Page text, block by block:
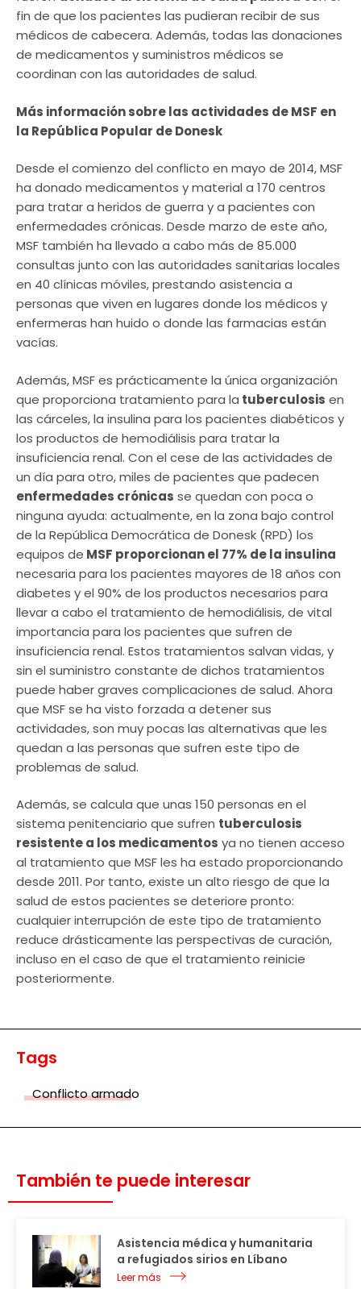
fin de que los pacientes las pudieran recibir de sus
médicos de cabecera. Además, todas las donaciones
de medicamentos y suministros médicos se
coordinan con las autoridades de salud.
Más información sobre las actividades de MSF en
la República Popular de Donesk
Desde el comienzo del conflicto en mayo de 2014, MSF
ha donado medicamentos y material a 170 centros
para tratar a heridos de guerra y a pacientes con
enfermedades crónicas. Desde marzo de este año,
MSF también ha llevado a cabo más de 85.000
consultas junto con las autoridades sanitarias locales
en 40 clínicas móviles, prestando asistencia a
personas que viven en lugares donde los médicos y
enfermeras han huido o donde las farmacias están
vacías.
Además, MSF es prácticamente la única organización
que proporciona tratamiento para la tuberculosis en
las cárceles, la insulina para los pacientes diabéticos y
los productos de hemodiálisis para tratar la
insuficiencia renal. Con el cese de las actividades de
un día para otro, miles de pacientes que padecen
enfermedades crónicas se quedan con poca o
ninguna ayuda: actualmente, en la zona bajo control
de la República Democrática de Donesk (RPD) los
equipos de MSF proporcionan el 77% de la insulina
necesaria para los pacientes mayores de 18 años con
diabetes y el 90% de los productos necesarios para
llevar a cabo el tratamiento de hemodiálisis, de vital
importancia para los pacientes que sufren de
insuficiencia renal. Estos tratamientos salvan vidas, y
sin el suministro constante de dichos tratamientos
puede haber graves complicaciones de salud. Ahora
que MSF se ha visto forzada a detener sus
actividades, son muy pocas las alternativas que les
quedan a las personas que sufren este tipo de
problemas de salud.
Además, se calcula que unas 150 personas en el
sistema penitenciario que sufren tuberculosis
resistente a los medicamentos ya no tienen acceso
al tratamiento que MSF les ha estado proporcionando
desde 2011. Por tanto, existe un alto riesgo de que la
salud de estos pacientes se deteriore pronto:
cualquier interrupción de este tipo de tratamiento
reduce drásticamente las perspectivas de curación,
incluso en el caso de que el tratamiento reinicie
posteriormente.
Tags
Conflicto armado
También te puede interesar
Asistencia médica y humanitaria
a refugiados sirios en Líbano
Leer más